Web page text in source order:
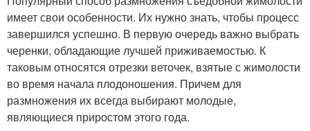
имеет свои особенности. Их нужно знать, чтобы процесс
завершился успешно. В первую очередь важно выбрать
черенки, обладающие лучшей приживаемостью. К
таковым относятся отрезки веточек, взятые с жимолости
во время начала плодоношения. Причем для
размножения их всегда выбирают молодые,
являющиеся приростом этого года.